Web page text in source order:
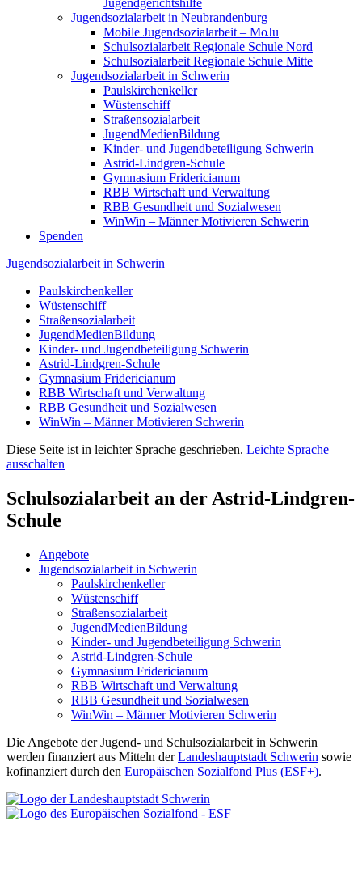
Jugendgerichtshilfe
Jugend­so­zi­al­arbeit in Neubrandenburg
Mobile Jugend­so­zi­al­arbeit – MoJu
Schul­so­zi­al­arbeit Regionale Schule Nord
Schul­so­zi­al­arbeit Regionale Schule Mitte
Jugend­so­zi­al­arbeit in Schwerin
Pauls­kir­chen­keller
Wüsten­schiff
Straßen­so­zi­al­arbeit
Jugend­Me­di­en­Bildung
Kinder- und Jugend­be­tei­ligung Schwerin
Astrid-Lindgren-Schule
Gymnasium Fridericianum
RBB Wirtschaft und Verwaltung
RBB Gesundheit und Sozialwesen
WinWin – Männer Motivieren Schwerin
Spenden
Jugend­so­zi­al­arbeit in Schwerin
Pauls­kir­chen­keller
Wüsten­schiff
Straßen­so­zi­al­arbeit
Jugend­Me­di­en­Bildung
Kinder- und Jugend­be­tei­ligung Schwerin
Astrid-Lindgren-Schule
Gymnasium Fride­ri­cianum
RBB Wirtschaft und Verwaltung
RBB Gesundheit und Sozialwesen
WinWin – Männer Motivieren Schwerin
Diese Seite ist in leichter Sprache geschrieben. Leichte Sprache
ausschalten
Schul­so­zi­al­arbeit an der Astrid-Lindgren-
Schule
Angebote
Jugend­so­zi­al­arbeit in Schwerin
Pauls­kir­chen­keller
Wüsten­schiff
Straßen­so­zi­al­arbeit
Jugend­Me­di­en­Bildung
Kinder- und Jugend­be­tei­ligung Schwerin
Astrid-Lindgren-Schule
Gymnasium Fride­ri­cianum
RBB Wirtschaft und Verwaltung
RBB Gesundheit und Sozialwesen
WinWin – Männer Motivieren Schwerin
Die Angebote der Jugend- und Schul­so­zi­al­arbeit in Schwerin
werden finan­ziert aus Mitteln derLandes­haupt­stadt Schwerin sowie
kofinan­ziert durch den Europäi­schen Sozialfond Plus (ESF+).